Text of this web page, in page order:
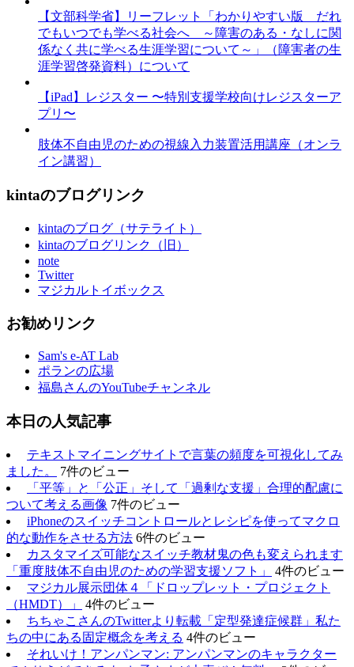
【文部科学省】リーフレット「わかりやすい版 だれ
でもいつでも学べる社会へ ～障害のある・なしに関
係なく共に学べる生涯学習について～」（障害者の生
涯学習啓発資料）について
【iPad】レジスター 〜特別支援学校向けレジスターア
プリ〜
肢体不自由児のための視線入力装置活用講座（オンラ
イン講習）
kintaのブログリンク
kintaのブログ（サテライト）
kintaのブログリンク（旧）
note
Twitter
マジカルトイボックス
お勧めリンク
Sam's e-AT Lab
ポランの広場
福島さんのYouTubeチャンネル
本日の人気記事
テキストマイニングサイトで言葉の頻度を可視化してみ
ました。
7件のビュー
「平等」と「公正」そして「過剰な支援」合理的配慮に
ついて考える画像 7件のビュー
iPhoneのスイッチコントロールとレシピを使ってマクロ
的な動作をさせる方法 6件のビュー
カスタマイズ可能なスイッチ教材鬼の色も変えられます
「重度肢体不自由児のための学習支援ソフト」
4件のビュー
マジカル展示団体４「ドロップレット・プロジェクト
（HMDT）」
4件のビュー
ちちゃこさんのTwitterより転載「定型発達症候群」私た
ちの中にある固定概念を考える 4件のビュー
それいけ！アンパンマン: アンパンマンのキャラクター